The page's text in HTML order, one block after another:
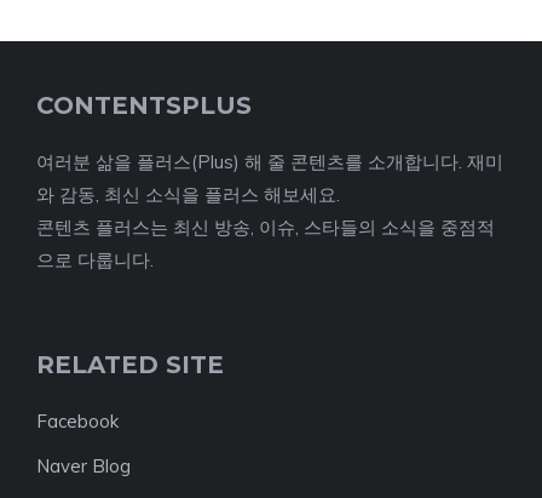
CONTENTSPLUS
여러분 삶을 플러스(Plus) 해 줄 콘텐츠를 소개합니다. 재미
와 감동, 최신 소식을 플러스 해보세요.
콘텐츠 플러스는 최신 방송, 이슈, 스타들의 소식을 중점적
으로 다룹니다.
RELATED SITE
Facebook
Naver Blog